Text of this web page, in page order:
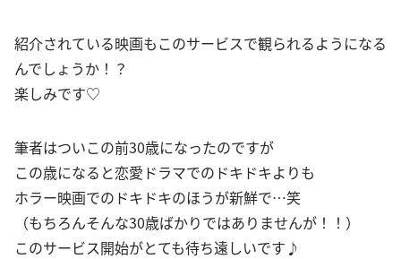
紹介されている映画もこのサービスで観られるようになる
んでしょうか！？
楽しみです♡
筆者はついこの前30歳になったのですが
この歳になると恋愛ドラマでのドキドキよりも
ホラー映画でのドキドキのほうが新鮮で…笑
（もちろんそんな30歳ばかりではありませんが！！）
このサービス開始がとても待ち遠しいです♪